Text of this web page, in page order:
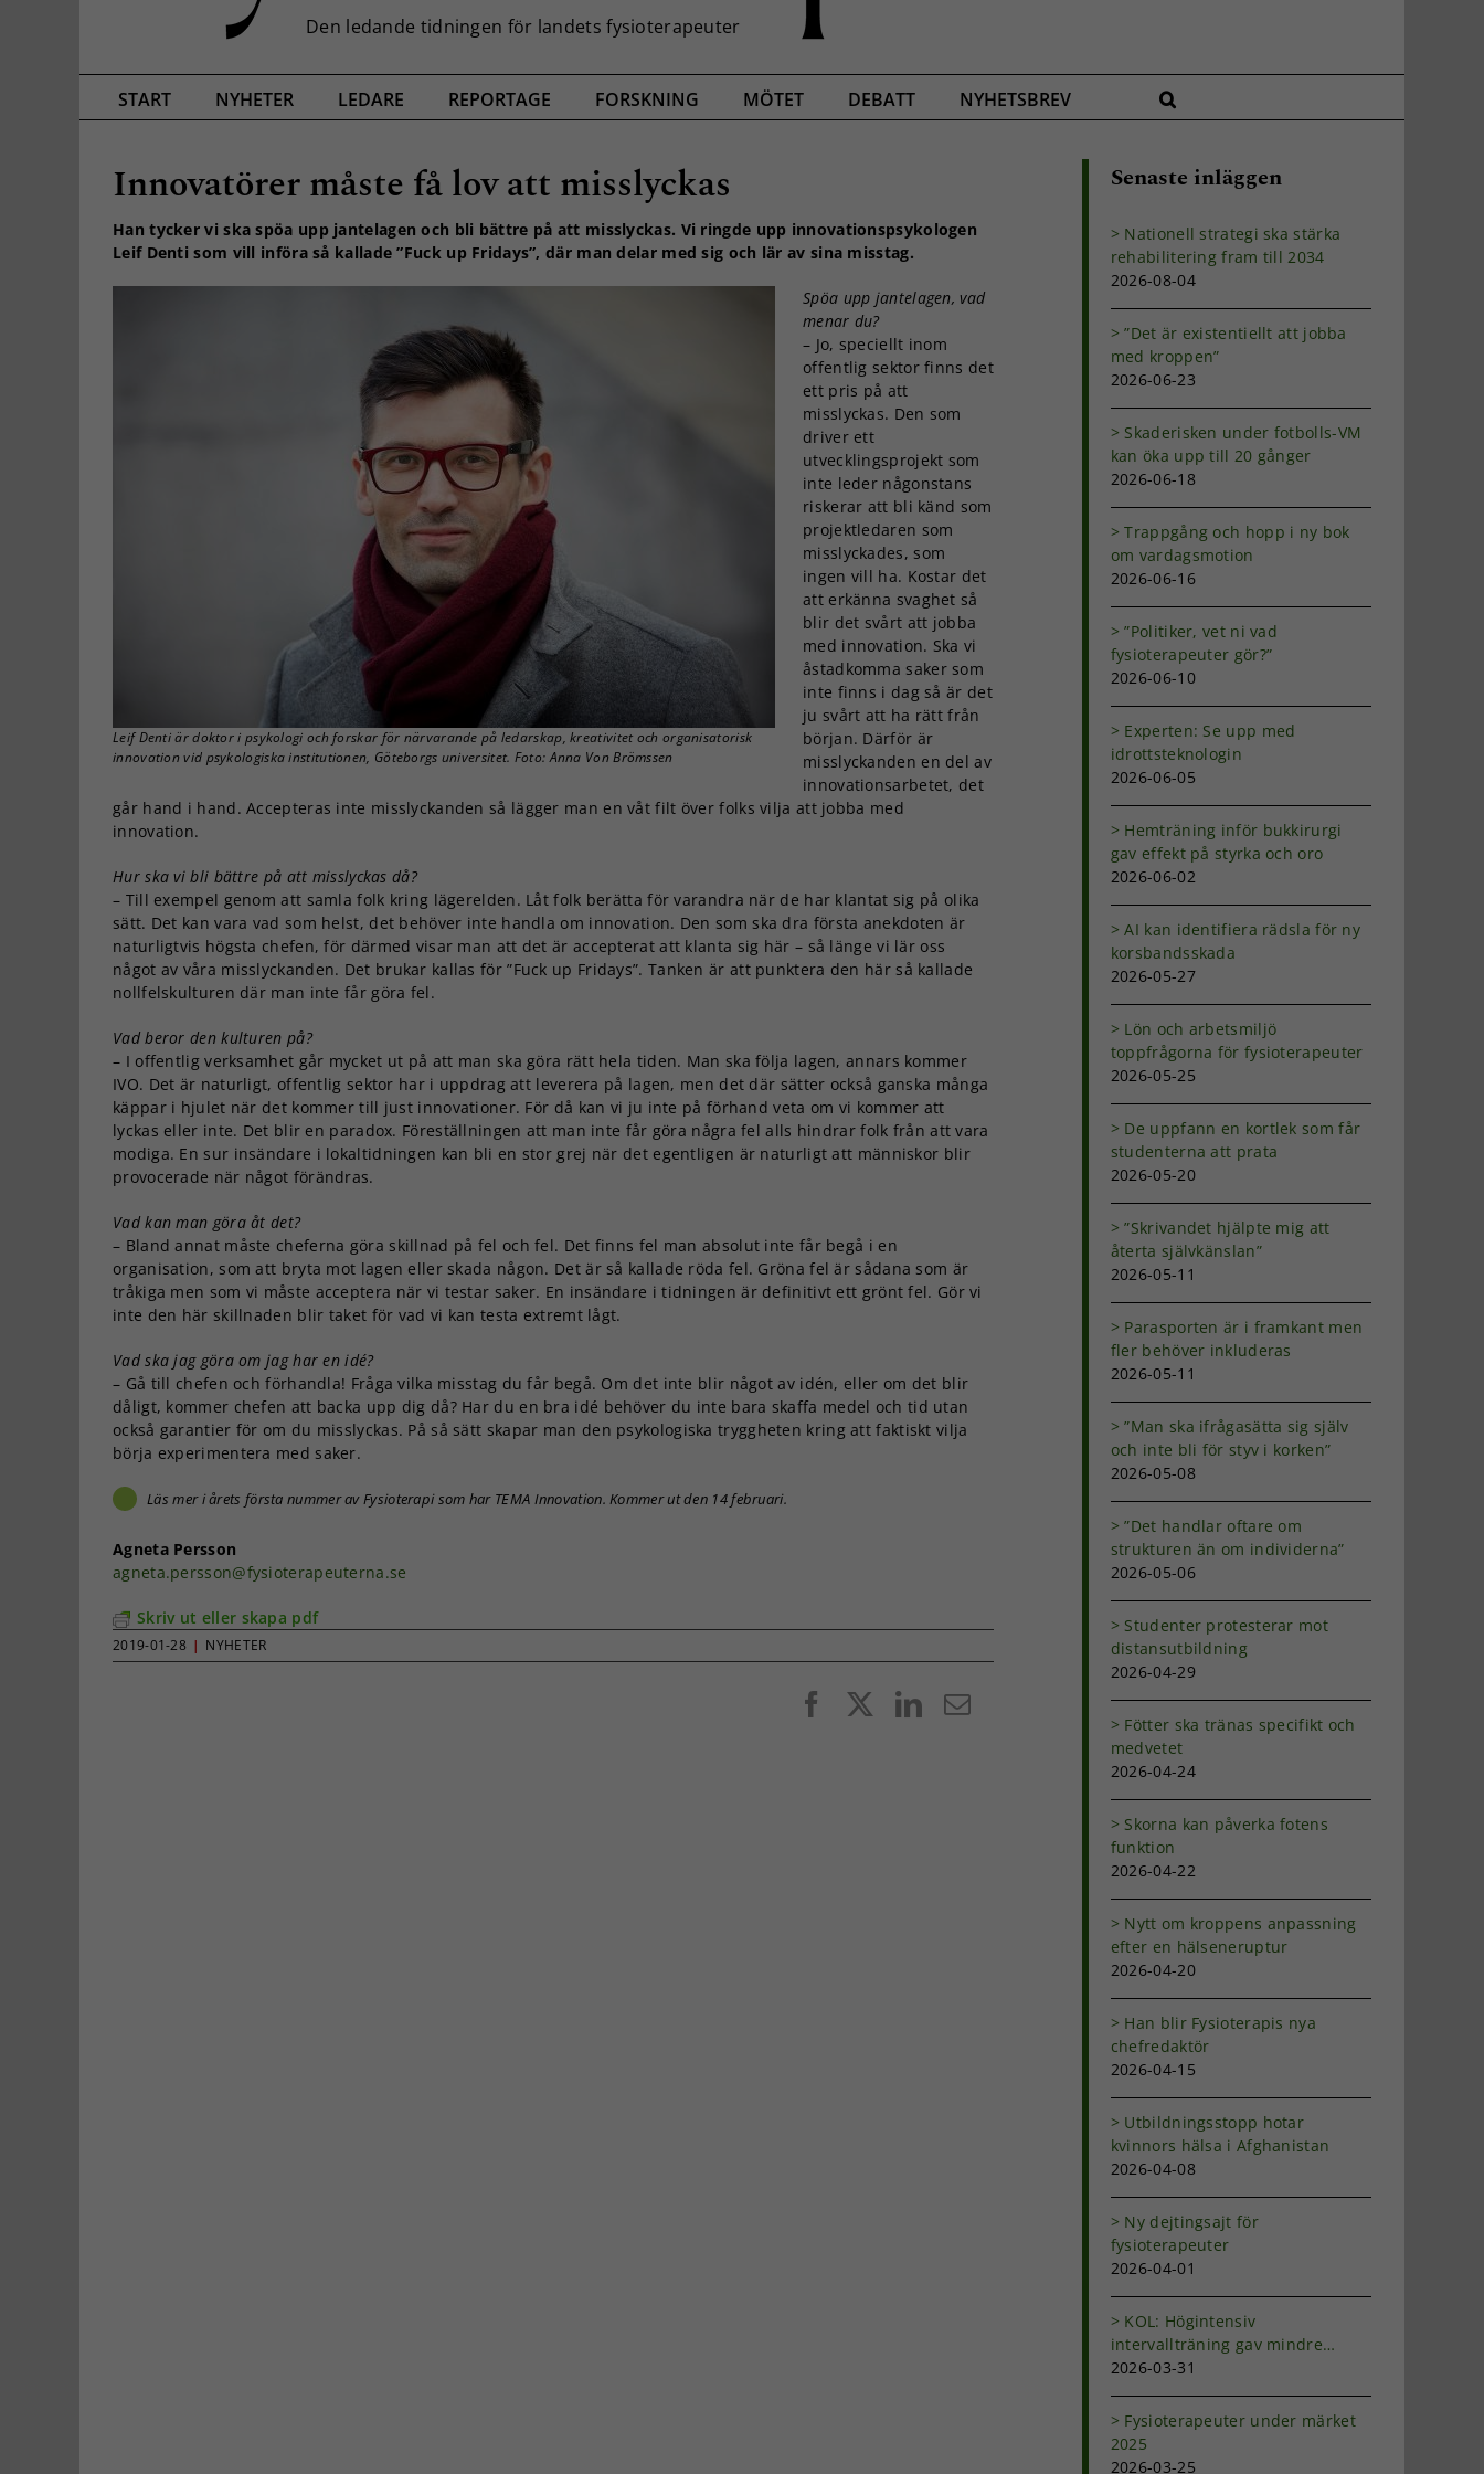
START NYHETER LEDARE REPORTAGE FORSKNING MÖTET DEBATT NYHETSBREV
Innovatörer måste få lov att misslyckas
Han tycker vi ska spöa upp jantelagen och bli bättre på att misslyckas. Vi ringde upp innovationspsykologen
Leif Denti som vill införa så kallade ”Fuck up Fridays”, där man delar med sig och lär av sina misstag.
Leif Denti är doktor i psykologi och forskar för närvarande på ledarskap, kreativitet och organisatorisk
innovation vid psykologiska institutionen, Göteborgs universitet. Foto: Anna Von Brömssen
Spöa upp jantelagen, vad
menar du?
– Jo, speciellt inom
offentlig sektor finns det
ett pris på att
misslyckas. Den som
driver ett
utvecklingsprojekt som
inte leder någonstans
riskerar att bli känd som
projektledaren som
misslyckades, som
ingen vill ha. Kostar det
att erkänna svaghet så
blir det svårt att jobba
med innovation. Ska vi
åstadkomma saker som
inte finns i dag så är det
ju svårt att ha rätt från
början. Därför är
misslyckanden en del av
innovationsarbetet, det
går hand i hand. Accepteras inte misslyckanden så lägger man en våt filt över folks vilja att jobba med
innovation.
Hur ska vi bli bättre på att misslyckas då?
– Till exempel genom att samla folk kring lägerelden. Låt folk berätta för varandra när de har klantat sig på olika
sätt. Det kan vara vad som helst, det behöver inte handla om innovation. Den som ska dra första anekdoten är
naturligtvis högsta chefen, för därmed visar man att det är accepterat att klanta sig här – så länge vi lär oss
något av våra misslyckanden. Det brukar kallas för ”Fuck up Fridays”. Tanken är att punktera den här så kallade
nollfelskulturen där man inte får göra fel.
Vad beror den kulturen på?
– I offentlig verksamhet går mycket ut på att man ska göra rätt hela tiden. Man ska följa lagen, annars kommer
IVO. Det är naturligt, offentlig sektor har i uppdrag att leverera på lagen, men det där sätter också ganska många
käppar i hjulet när det kommer till just innovationer. För då kan vi ju inte på förhand veta om vi kommer att
lyckas eller inte. Det blir en paradox. Föreställningen att man inte får göra några fel alls hindrar folk från att vara
modiga. En sur insändare i lokaltidningen kan bli en stor grej när det egentligen är naturligt att människor blir
provocerade när något förändras.
Vad kan man göra åt det?
– Bland annat måste cheferna göra skillnad på fel och fel. Det finns fel man absolut inte får begå i en
organisation, som att bryta mot lagen eller skada någon. Det är så kallade röda fel. Gröna fel är sådana som är
tråkiga men som vi måste acceptera när vi testar saker. En insändare i tidningen är definitivt ett grönt fel. Gör vi
inte den här skillnaden blir taket för vad vi kan testa extremt lågt.
Vad ska jag göra om jag har en idé?
– Gå till chefen och förhandla! Fråga vilka misstag du får begå. Om det inte blir något av idén, eller om det blir
dåligt, kommer chefen att backa upp dig då? Har du en bra idé behöver du inte bara skaffa medel och tid utan
också garantier för om du misslyckas. På så sätt skapar man den psykologiska tryggheten kring att faktiskt vilja
börja experimentera med saker.
Läs mer i årets första nummer av Fysioterapi som har TEMA Innovation. Kommer ut den 14 februari.
Agneta Persson
agneta.persson@fysioterapeuterna.se
Skriv ut eller skapa pdf
2019-01-28 | NYHETER
FacebookLinkedIn
E-
Senaste inläggen
Nationell strategi ska stärka
rehabilitering fram till 2034
2026-08-04
”Det är existentiellt att jobba
med kroppen”
2026-06-23
Skaderisken under fotbolls-VM
kan öka upp till 20 gånger
2026-06-18
Trappgång och hopp i ny bok
om vardagsmotion
2026-06-16
”Politiker, vet ni vad
fysioterapeuter gör?”
2026-06-10
Experten: Se upp med
idrottsteknologin
2026-06-05
Hemträning inför bukkirurgi
gav effekt på styrka och oro
2026-06-02
AI kan identifiera rädsla för ny
korsbandsskada
2026-05-27
Lön och arbetsmiljö
toppfrågorna för fysioterapeuter
2026-05-25
De uppfann en kortlek som får
studenterna att prata
2026-05-20
”Skrivandet hjälpte mig att
återta självkänslan”
2026-05-11
Parasporten är i framkant men
fler behöver inkluderas
2026-05-11
”Man ska ifrågasätta sig själv
och inte bli för styv i korken”
2026-05-08
”Det handlar oftare om
strukturen än om individerna”
2026-05-06
Studenter protesterar mot
distansutbildning
2026-04-29
Fötter ska tränas specifikt och
medvetet
2026-04-24
Skorna kan påverka fotens
funktion
2026-04-22
Nytt om kroppens anpassning
efter en hälseneruptur
2026-04-20
Han blir Fysioterapis nya
chefredaktör
2026-04-15
Utbildningsstopp hotar
kvinnors hälsa i Afghanistan
2026-04-08
Ny dejtingsajt för
fysioterapeuter
2026-04-01
KOL: Högintensiv
intervallträning gav mindre
andfåddhet
2026-03-31
Fysioterapeuter under märket
2025
2026-03-25